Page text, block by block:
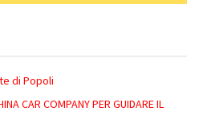
di Popoli
CAR COMPANY PER GUIDARE IL